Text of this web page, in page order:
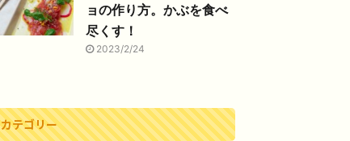
ョの作り方。かぶを食べ
尽くす！
2023/2/24
カテゴリー